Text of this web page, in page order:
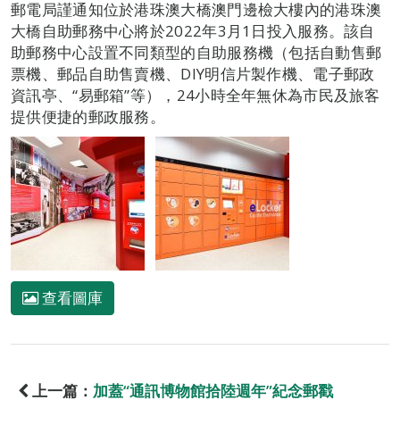
郵電局謹通知位於港珠澳大橋澳門邊檢大樓內的港珠澳
大橋自助郵務中心將於2022年3月1日投入服務。該自
助郵務中心設置不同類型的自助服務機（包括自動售郵
票機、郵品自助售賣機、DIY明信片製作機、電子郵政
資訊亭、“易郵箱”等），24小時全年無休為市民及旅客
提供便捷的郵政服務。
查看圖庫
上一篇： 加蓋“通訊博物館拾陸週年”紀念郵戳